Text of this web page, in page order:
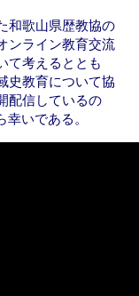
和歌山県歴教協の
ンライン教育交流
て考えるととも
史教育について協
配信しているの
いである。